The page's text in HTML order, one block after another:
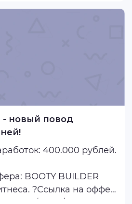
- новый повод
?Возможный заработок: 400.000 рублей.
на оффер